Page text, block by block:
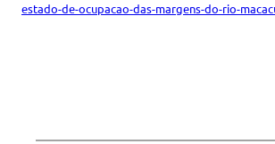
estado-de-ocupacao-das-margens-do-rio-